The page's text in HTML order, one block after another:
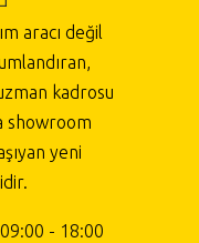
aracı değil
kadrosu
showroom
yeni
- 18:00